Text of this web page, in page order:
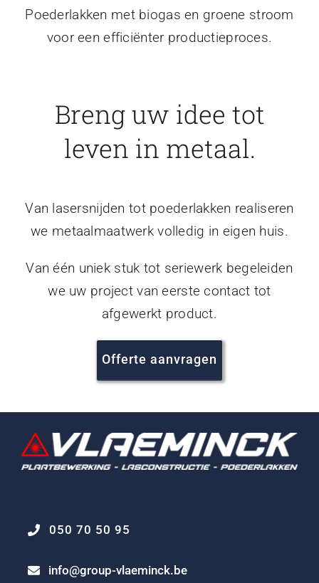
Poederlakken met biogas en groene stroom
voor een efficiënter productieproces.
Breng uw idee tot
leven in metaal.
Van lasersnijden tot poederlakken realiseren
we metaalmaatwerk volledig in eigen huis.
Van één uniek stuk tot seriewerk begeleiden
we uw project van eerste contact tot
afgewerkt product.
Offerte aanvragen
050 70 50 95
info@group-vlaeminck.be